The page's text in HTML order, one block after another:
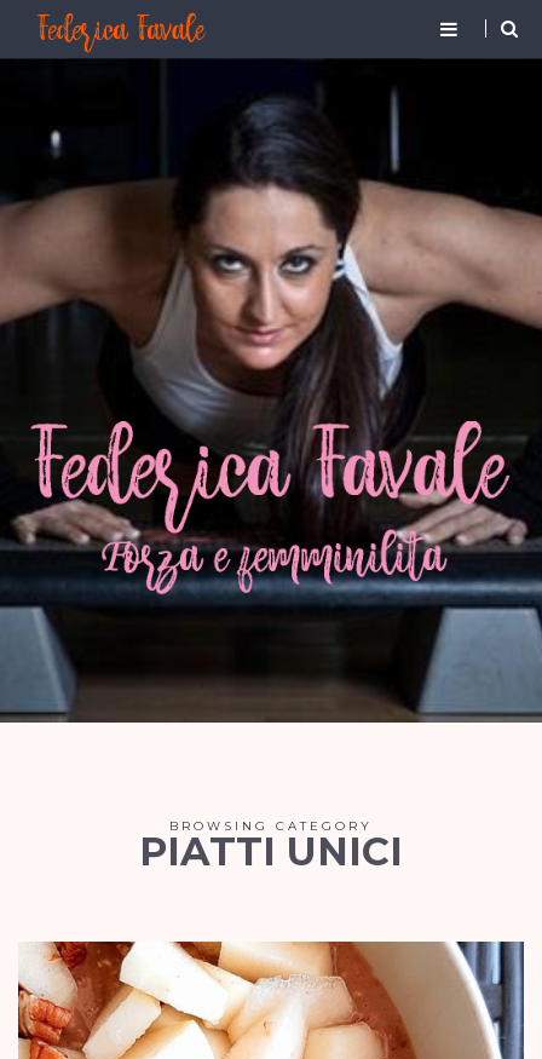
BROWSING CATEGORY
PIATTI UNICI